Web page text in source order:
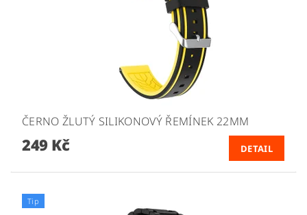
ČERNO ŽLUTÝ SILIKONOVÝ ŘEMÍNEK 22MM
249 Kč DETAIL
Tip